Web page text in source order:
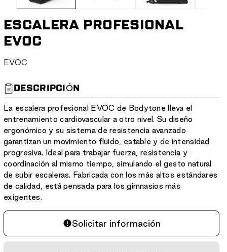
ESCALERA PROFESIONAL
EVOC
S
U
:
EVOC
DESCRIPCIÓN
La escalera profesional EVOC de Bodytone lleva el
entrenamiento cardiovascular a otro nivel. Su diseño
ergonómico y su sistema de resistencia avanzado
garantizan un movimiento fluido, estable y de intensidad
progresiva. Ideal para trabajar fuerza, resistencia y
coordinación al mismo tiempo, simulando el gesto natural
de subir escaleras. Fabricada con los más altos estándares
de calidad, está pensada para los gimnasios más
exigentes.
Solicitar información